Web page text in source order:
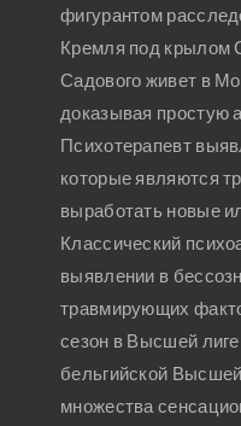
фигурантом
Кремля под крылом
Садового живет в
доказывая простую
Психотерапевт
которые являются
выработать новые
Классический
выявлении в
травмирующих
сезон в Высшей
бельгийской
множества